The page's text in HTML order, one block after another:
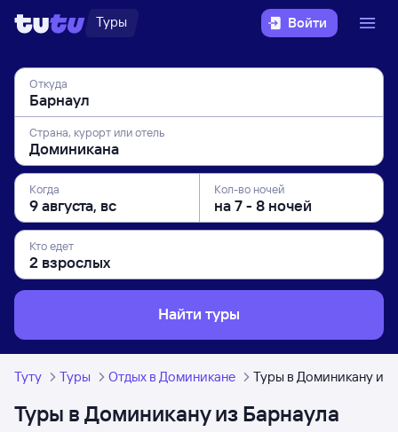
Туры Войти
Откуда
Страна, курорт или отель
Когда Кол-во ночей
Кто едет
Найти туры
Туту Туры Отдых в Доминикане Туры в Доминикану из
Туры в Доминикану из Барнаула